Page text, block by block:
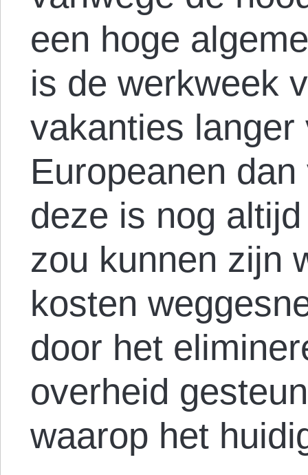
een hoge
is de werkweek
vakanties langer
Europeanen
deze is nog
zou kunnen zijn
kosten
door het
overheid
waarop het